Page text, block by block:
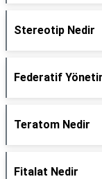
Stereotip Nedir
Federatif
Teratom Nedir
Fitalat Nedir